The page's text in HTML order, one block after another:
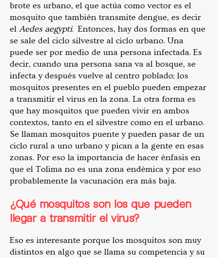
brote es urbano, el que actúa como vector es el
mosquito que también transmite dengue, es decir
el Aedes aegypti. Entonces, hay dos formas en que
se sale del ciclo silvestre al ciclo urbano. Una
puede ser por medio de una persona infectada. Es
decir, cuando una persona sana va al bosque, se
infecta y después vuelve al centro poblado; los
mosquitos presentes en el pueblo pueden empezar
a transmitir el virus en la zona. La otra forma es
que hay mosquitos que pueden vivir en ambos
contextos, tanto en el silvestre como en el urbano.
Se llaman mosquitos puente y pueden pasar de un
ciclo rural a uno urbano y pican a la gente en esas
zonas. Por eso la importancia de hacer énfasis en
que el Tolima no es una zona endémica y por eso
probablemente la vacunación era más baja.
¿Qué mosquitos son los que pueden
llegar a transmitir el virus?
Eso es interesante porque los mosquitos son muy
distintos en algo que se llama su competencia y su